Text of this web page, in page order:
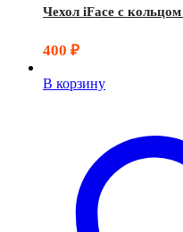
Чехол iFace с
400 ₽
В корзину